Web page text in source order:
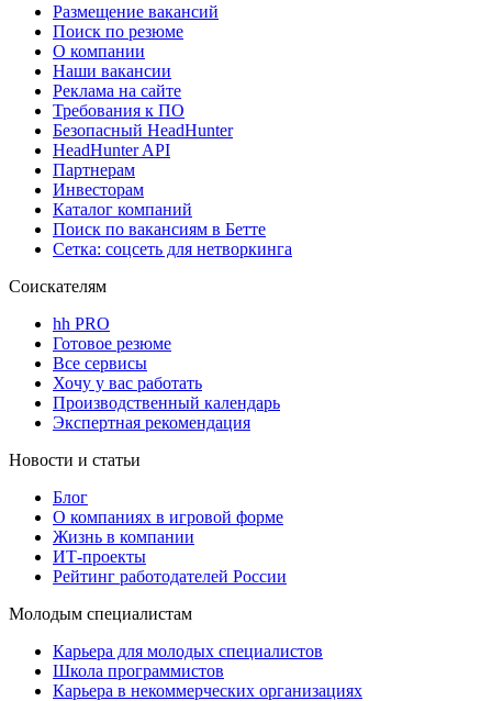
Размещение вакансий
Поиск по резюме
О компании
Наши вакансии
Реклама на сайте
Требования к ПО
Безопасный HeadHunter
HeadHunter API
Партнерам
Инвесторам
Каталог компаний
Поиск по вакансиям в Бетте
Сетка: соцсеть для нетворкинга
Соискателям
hh PRO
Готовое резюме
Все сервисы
Хочу у вас работать
Производственный календарь
Экспертная рекомендация
Новости и статьи
Блог
О компаниях в игровой форме
Жизнь в компании
ИТ-проекты
Рейтинг работодателей России
Молодым специалистам
Карьера для молодых специалистов
Школа программистов
Карьера в некоммерческих организациях